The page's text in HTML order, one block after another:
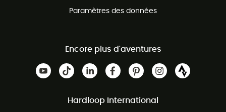
Paramètres des données
Encore plus d'aventures
Hardloop International